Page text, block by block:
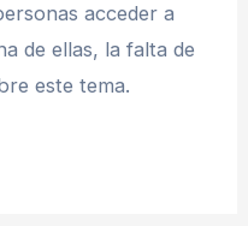
acceder a
de ellas, la falta de
este tema.